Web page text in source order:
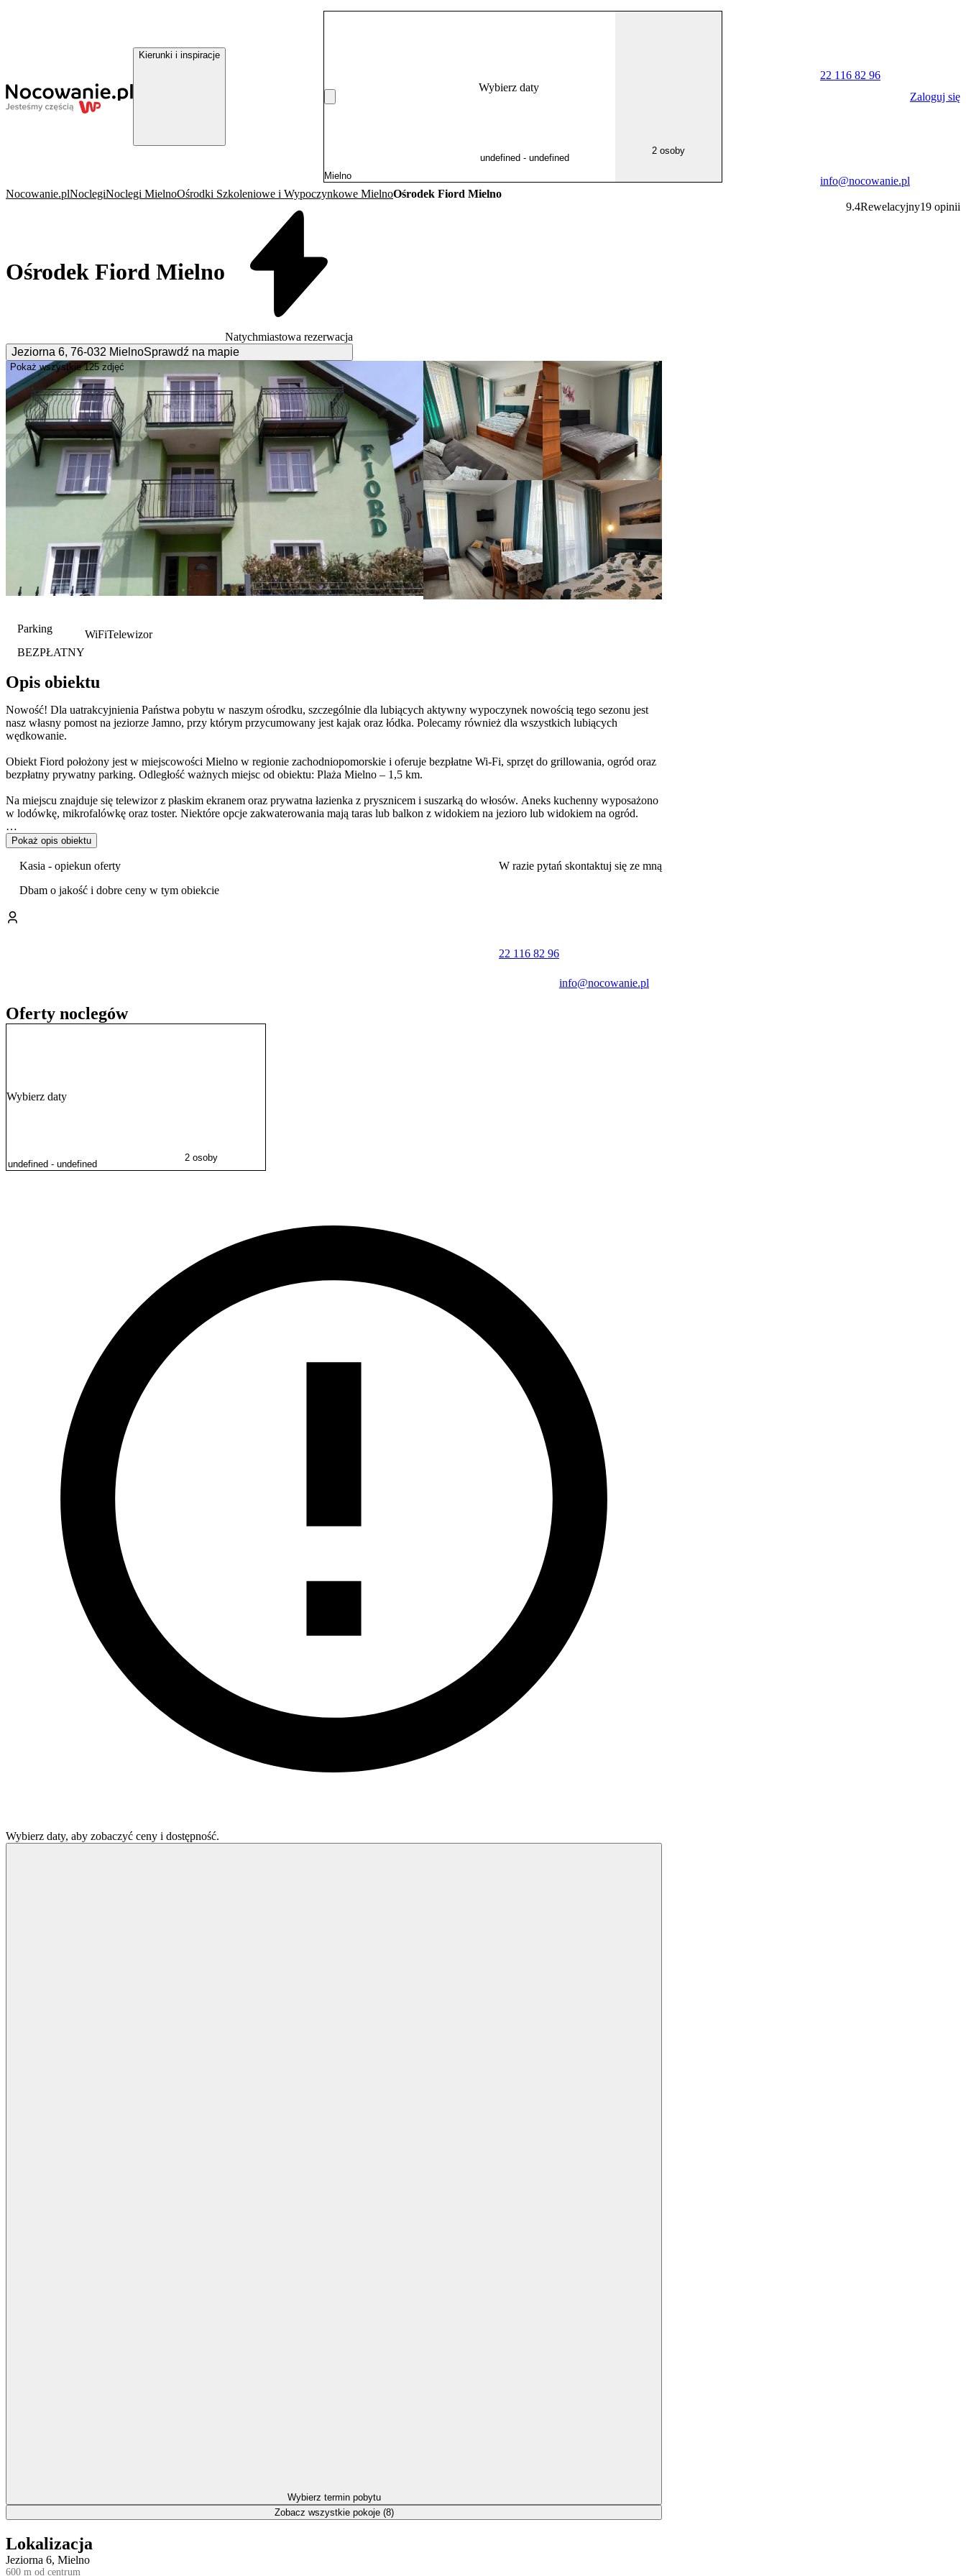
Kierunki i inspiracje
Wybierz daty
2 osoby
22 116 82 96
info@nocowanie.pl
Zaloguj się
Nocowanie.plNoclegiNoclegi MielnoOśrodki Szkoleniowe i Wypoczynkowe MielnoOśrodek Fiord Mielno
Ośrodek Fiord Mielno
Natychmiastowa rezerwacja
Jeziorna 6, 76-032 MielnoSprawdź na mapie
9.4Rewelacyjny19 opinii
Pokaż wszystkie 125 zdjęć
Parking
BEZPŁATNY
WiFiTelewizor
Opis obiektu
Nowość! Dla uatrakcyjnienia Państwa pobytu w naszym ośrodku, szczególnie dla lubiących aktywny wypoczynek nowością tego sezonu jest
nasz własny pomost na jeziorze Jamno, przy którym przycumowany jest kajak oraz łódka. Polecamy również dla wszystkich lubiących
wędkowanie.
Obiekt Fiord położony jest w miejscowości Mielno w regionie zachodniopomorskie i oferuje bezpłatne Wi-Fi, sprzęt do grillowania, ogród oraz
bezpłatny prywatny parking. Odległość ważnych miejsc od obiektu: Plaża Mielno – 1,5 km.
Na miejscu znajduje się telewizor z płaskim ekranem oraz prywatna łazienka z prysznicem i suszarką do włosów. Aneks kuchenny wyposażono
w lodówkę, mikrofalówkę oraz toster. Niektóre opcje zakwaterowania mają taras lub balkon z widokiem na jezioro lub widokiem na ogród.
Okolica cieszy się popularnością wśród miłośników wędkarstwa i kajakarstwa.
Odległość ważnych miejsc od obiektu: Ratusz – 42 km, PKP Kołobrzeg – 43 km. Lotnisko Lotnisko Szczecin-Goleniów znajduje się 141 km
Pokaż opis obiektu
Kasia - opiekun oferty
Dbam o jakość i dobre ceny w tym obiekcie
W razie pytań skontaktuj się ze mną
22 116 82 96
info@nocowanie.pl
Lokalizacja
Jeziorna 6, Mielno
600 m od centrum
Oferty noclegów
Wybierz daty
2 osoby
Wybierz daty, aby zobaczyć ceny i dostępność.
Wybierz termin pobytu
Zobacz wszystkie pokoje (8)